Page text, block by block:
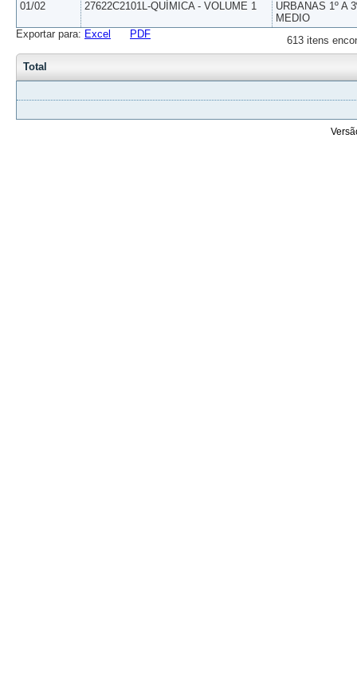
01/02 27622C2101L-QUÍMICA - VOLUME 1
URBANAS 1º A
MEDIO
613 itens
Exportar para: Excel PDF
Total